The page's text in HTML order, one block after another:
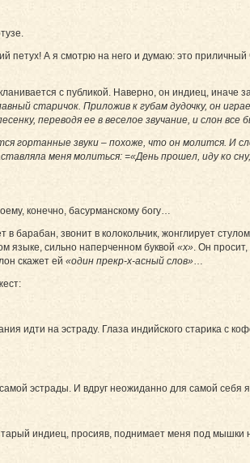
А я смотрю на него и думаю: это
с публикой. Наверно, он индиец,
старичок. Приложив к губам дудочку, он
переводя ее в веселое звучание, и слон
гортанные звуки – похоже, что он молится. И
меня молиться: =«День прошел, иду ко
конечно, басурманскому богу…
в барабан, звонит в колокольчик, жонглирует
языке, сильно наперченном буквой «х» . Он
скажет ей «один прекр-х-асный слов»
идти на эстраду. Глаза индийского старика с
эстрады. И вдруг неожиданно для самой себя я
индиец, просияв, поднимает меня под мышки